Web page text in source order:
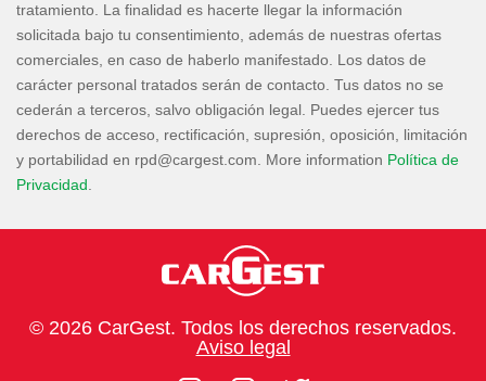
tratamiento. La finalidad es hacerte llegar la información
solicitada bajo tu consentimiento, además de nuestras ofertas
comerciales, en caso de haberlo manifestado. Los datos de
carácter personal tratados serán de contacto. Tus datos no se
cederán a terceros, salvo obligación legal. Puedes ejercer tus
derechos de acceso, rectificación, supresión, oposición, limitación
y portabilidad en
. More information Política de
Privacidad
© 2026 CarGest. Todos los derechos reservados.
Aviso legal